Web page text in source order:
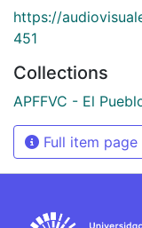
https://
451
Collections
APFFVC - El
Full item page